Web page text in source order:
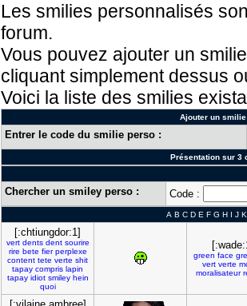
Les smilies personnalisés
forum.
Vous pouvez ajouter un
cliquant simplement dessus
Voici la liste des smilies
Ajouter un
Entrer le code du smilie perso :
Présentation sur 3
Chercher un smiley perso : Code :
A B C D E F G H I J K
[:chtiungdor:1]
vert dents dent sourire
rire bete fier perplexe
content tete verte shit
tapay compris lapin
tapay idiot smiley hein
quoi
green face
vert verte
moralisateur